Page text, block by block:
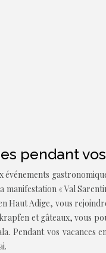
pendant
manifestation « Val
Haut Adige, vous
et gâteaux, vous
Pendant vos vacances